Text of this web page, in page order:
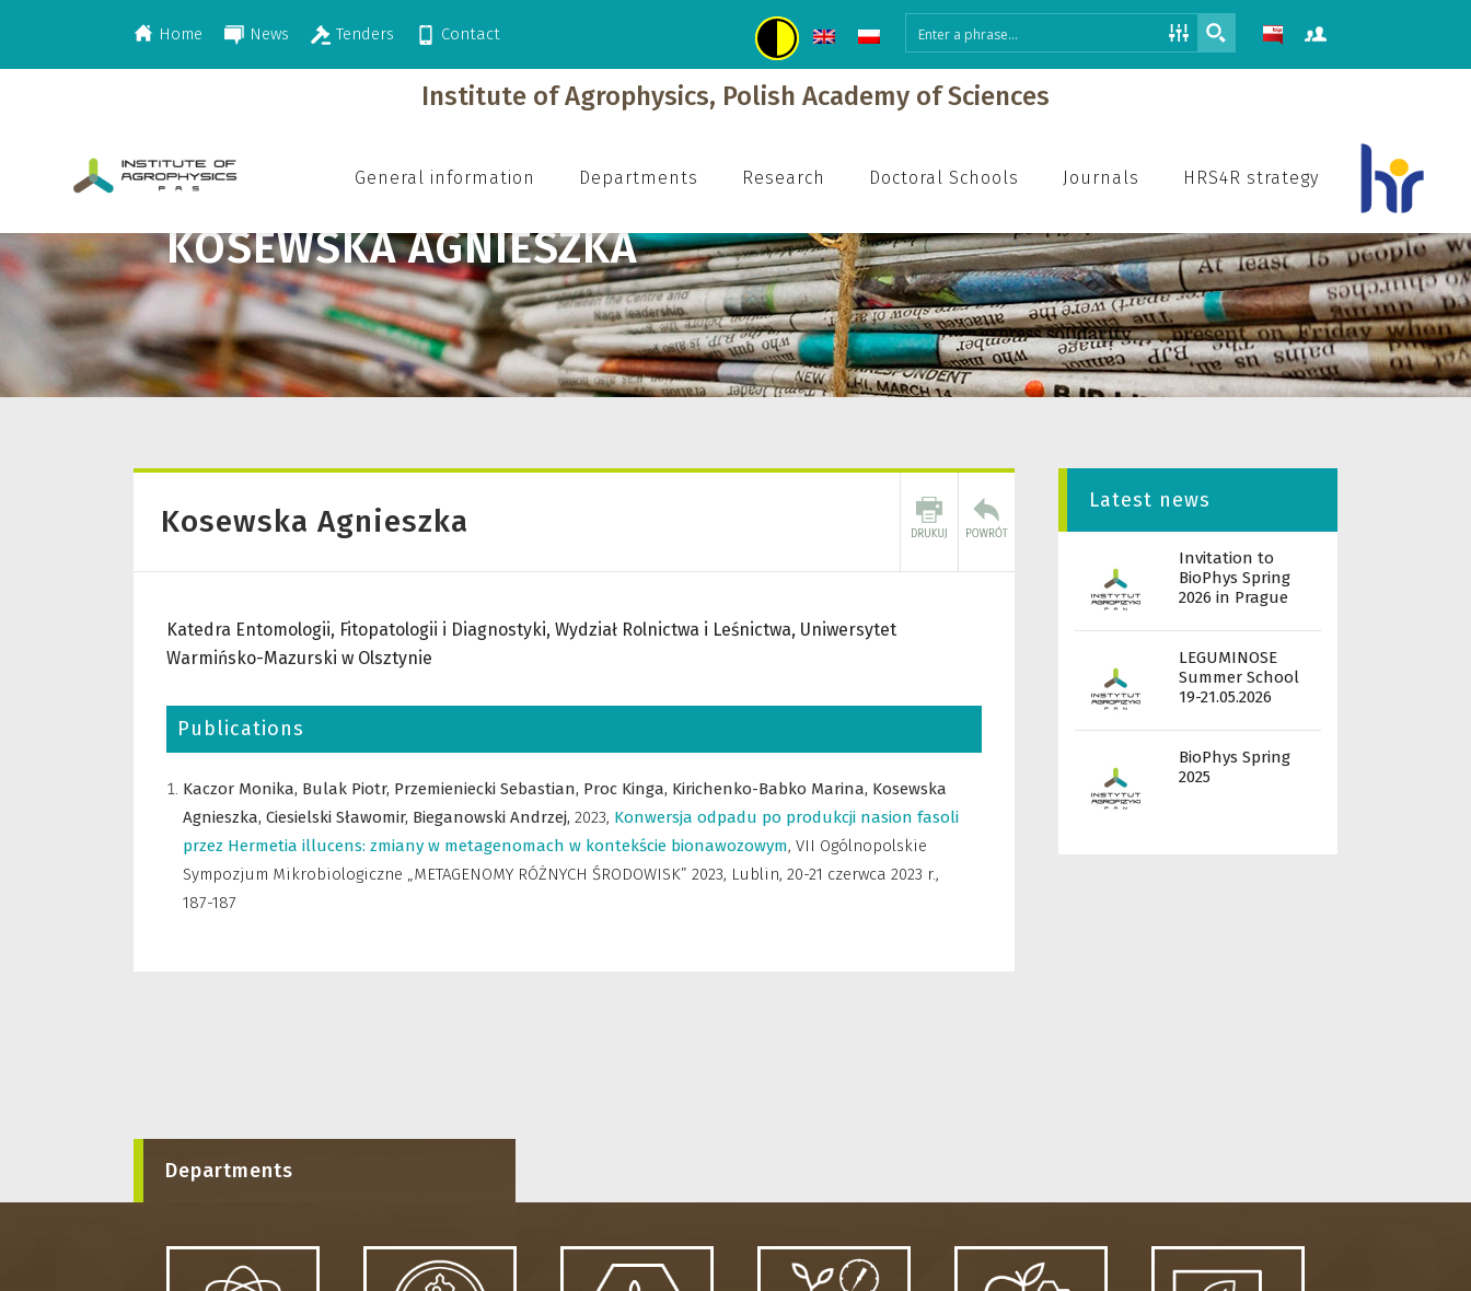
Home News Tenders Contact
Institute of Agrophysics, Polish Academy of Sciences
General information Departments Research Doctoral Schools Journals HRS4R strategy
KOSEWSKA AGNIESZKA
>Kosewska Agnieszka
Kosewska Agnieszka
Katedra Entomologii, Fitopatologii i Diagnostyki, Wydział Rolnictwa i Leśnictwa, Uniwersytet
Warmińsko-Mazurski w Olsztynie
Publications
Kaczor Monika, Bulak Piotr, Przemieniecki Sebastian, Proc Kinga, Kirichenko-Babko Marina, Kosewska
Agnieszka, Ciesielski Sławomir, Bieganowski Andrzej, 2023, Konwersja odpadu po produkcji nasion fasoli
przez Hermetia illucens: zmiany w metagenomach w kontekście bionawozowym, VII Ogólnopolskie
Sympozjum Mikrobiologiczne „METAGENOMY RÓŻNYCH ŚRODOWISK” 2023, Lublin, 20-21 czerwca 2023 r.,
187-187
Latest news
Invitation to
BioPhys Spring
2026 in Prague
LEGUMINOSE
Summer School
19-21.05.2026
BioPhys Spring
2025
Departments